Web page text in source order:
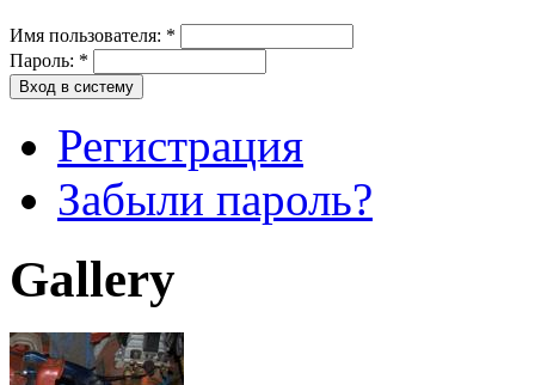
Имя пользователя: *
Пароль: *
Регистрация
Забыли пароль?
Gallery